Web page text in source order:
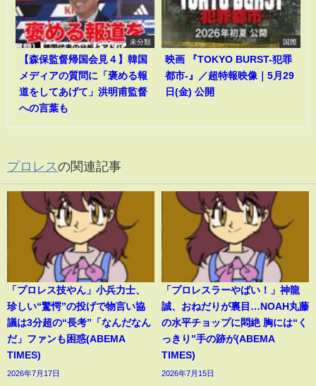
未分類
【森保監督帰国会見４】韓国
メディアの質問に「褒める報
道をしてあげて」洪明甫監督
への言葉も
国際
映画 『TOKYO BURST-犯罪
都市-』／超特報映像｜5月29
日(金) 公開
プロレスの関連記事
「プロレス技やん」小兵力士、
珍しい“驚愕”の投げで物言い協
議は3分超の“長考”「なんだなん
だ」ファンも困惑(ABEMA
TIMES)
2026年7月17日
「プロレスラーやばい！」神龍
誠、おねだりが裏目…NOAH丸藤
の水平チョップに悶絶 胸には“く
っきり”手の跡が(ABEMA
TIMES)
2026年7月15日